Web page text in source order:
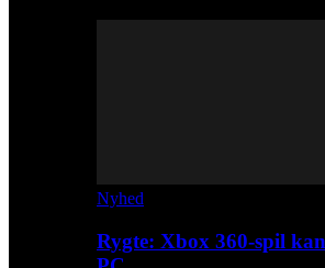
Nyhed
Rygte: Xbox 360-spil